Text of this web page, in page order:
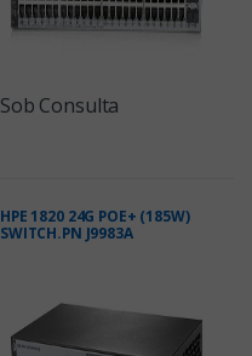
Sob Consulta
HPE 1820 24G POE+ (185W)
SWITCH.PN J9983A